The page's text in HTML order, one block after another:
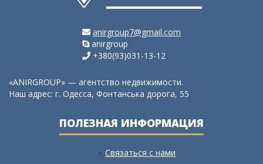
anirgroup7@gmail.com
anirgroup
+380(93)031-13-12
«ANIRGROUP» — агентство недвижимости.
Наш адрес: г. Одесса, Фонтанська дорога, 55
ПОЛЕЗНАЯ ИНФОРМАЦИЯ
Связаться с нами